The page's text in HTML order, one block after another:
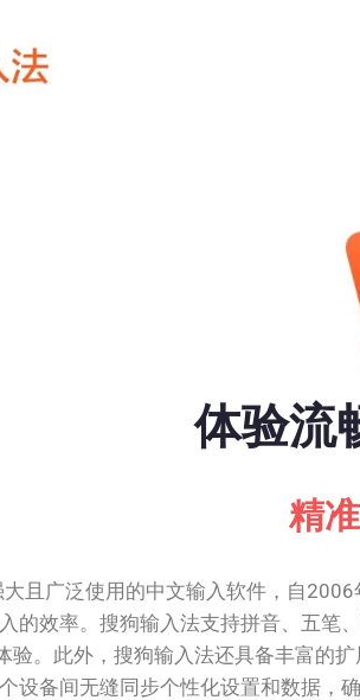
体验流
精
且广泛使用的中文输入软件，自
的效率。搜狗输入法支持拼音、五笔
验。此外，搜狗输入法还具备丰富的
设备间无缝同步个性化设置和数据，